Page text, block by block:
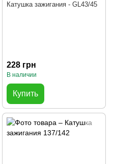
Катушка зажигания - GL43/45
228 грн
В наличии
Купить